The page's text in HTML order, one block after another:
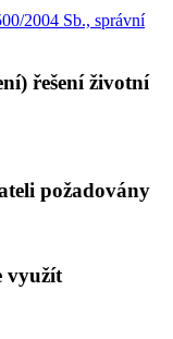
2004 Sb., správní
řešení životní
požadovány
využít